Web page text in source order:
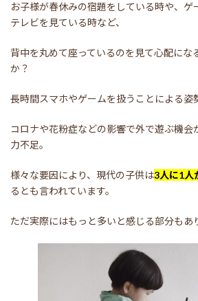
お子様が春休みの宿題をしている時や、ゲ
テレビを見ている時など、
背中を丸めて座っているのを見て心配にな
か？
長時間スマホやゲームを扱うことによる姿
コロナや花粉症などの影響で外で遊ぶ機会
力不足。
様々な要因により、現代の子供は3人に1人
るとも言われています。
ただ実際にはもっと多いと感じる部分もあ